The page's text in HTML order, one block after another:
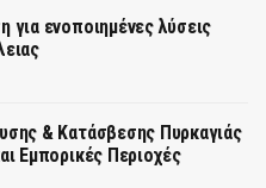
για ενοποιημένες λύσεις
& Κατάσβεσης Πυρκαγιάς
Εμπορικές Περιοχές